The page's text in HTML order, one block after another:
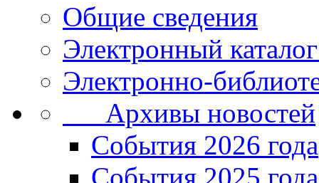
Общие сведения
Электронный
Электронно-
Архивы новостей
Cобытия 2026 года